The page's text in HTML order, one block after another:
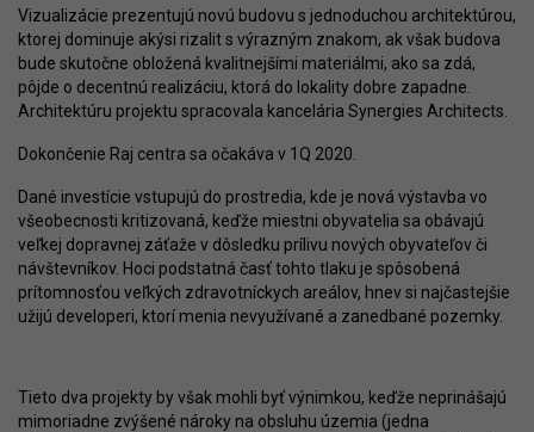
Vizualizácie prezentujú novú budovu s jednoduchou architektúrou,
ktorej dominuje akýsi rizalit s výrazným znakom, ak však budova
bude skutočne obložená kvalitnejšími materiálmi, ako sa zdá,
pôjde o decentnú realizáciu, ktorá do lokality dobre zapadne.
Architektúru projektu spracovala kancelária Synergies Architects.
Dokončenie Raj centra sa očakáva v 1Q 2020.
Dané investície vstupujú do prostredia, kde je nová výstavba vo
všeobecnosti kritizovaná, keďže miestni obyvatelia sa obávajú
veľkej dopravnej záťaže v dôsledku prílivu nových obyvateľov či
návštevníkov. Hoci podstatná časť tohto tlaku je spôsobená
prítomnosťou veľkých zdravotníckych areálov, hnev si najčastejšie
užijú developeri, ktorí menia nevyužívané a zanedbané pozemky.
Tieto dva projekty by však mohli byť výnimkou, keďže neprinášajú
mimoriadne zvýšené nároky na obsluhu územia (jedna